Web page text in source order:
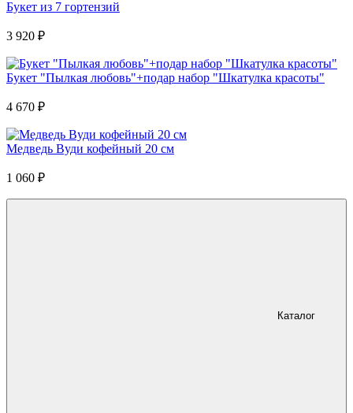
Букет из 7 гортензий
3 920 ₽
Букет "Пылкая любовь"+подар набор "Шкатулка красоты"
4 670 ₽
Медведь Вуди кофейный 20 см
1 060 ₽
Каталог